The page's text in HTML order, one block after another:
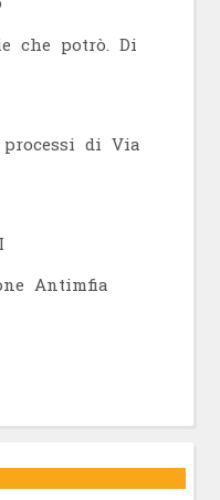
che potrò. Di
di Via
Antimfia